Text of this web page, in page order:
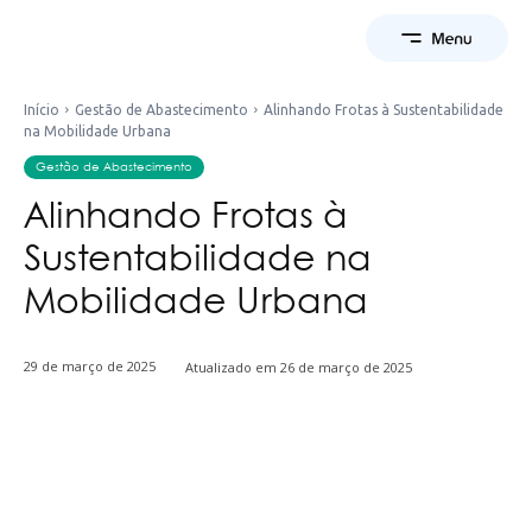
Início Gestão de Abastecimento
Alinhando Frotas à Sustentabilidade
na Mobilidade Urbana
Gestão de Abastecimento
Alinhando Frotas à
Sustentabilidade na
Mobilidade Urbana
29 de março de 2025 Atualizado em 26 de março de 2025